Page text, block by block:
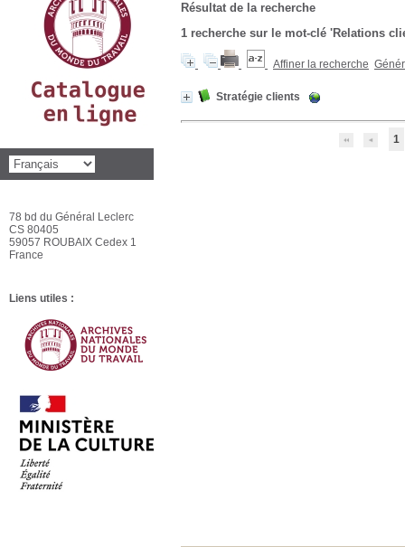
Résultat de la recherche
1 recherche sur le mot-clé 'Relations
Affiner la recherche
Stratégie clients
1
78 bd du Général Leclerc
CS 80405
59057 ROUBAIX Cedex 1
France
Liens utiles :